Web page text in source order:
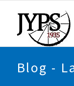
Blog -